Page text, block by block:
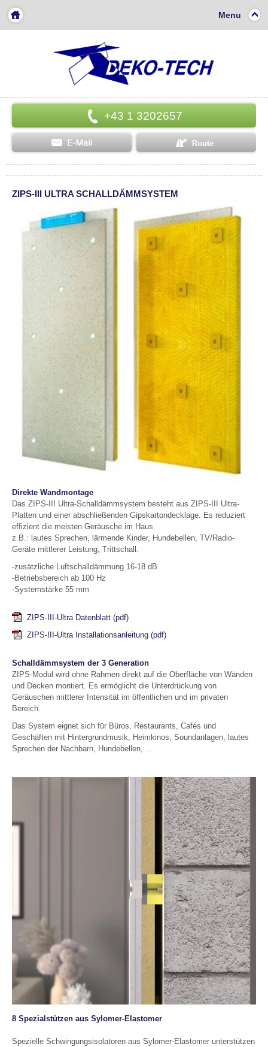
Menu
+43 1 3202657
ZIPS-III ULTRA SCHALLDÄMMSYSTEM
Direkte Wandmontage
Das ZIPS-III Ultra-Schalldämmsystem besteht aus ZIPS-III Ultra-
Platten und einer abschließenden Gipskartondecklage. Es reduziert
effizient die meisten Geräusche im Haus.
z.B.: lautes Sprechen, lärmende Kinder, Hundebellen, TV/Radio-
Geräte mittlerer Leistung, Trittschall.
-zusätzliche Luftschalldämmung 16-18 dB
-Betriebsbereich ab 100 Hz
-Systemstärke 55 mm
ZIPS-III-Ultra Datenblatt (pdf)
ZIPS-III-Ultra Installationsanleitung (pdf)
Schalldämmsystem der 3 Generation
ZIPS-Modul wird ohne Rahmen direkt auf die Oberfläche von Wänden
und Decken montiert. Es ermöglicht die Unterdrückung von
Geräuschen mittlerer Intensität im öffentlichen und im privaten
Bereich.
Das System eignet sich für Büros, Restaurants, Cafés und
Geschäften mit Hintergrundmusik, Heimkinos, Soundanlagen, lautes
Sprechen der Nachbarn, Hundebellen, ...
8 Spezialstützen aus Sylomer-Elastomer
Spezielle Schwingungsisolatoren aus Sylomer-Elastomer unterstützen